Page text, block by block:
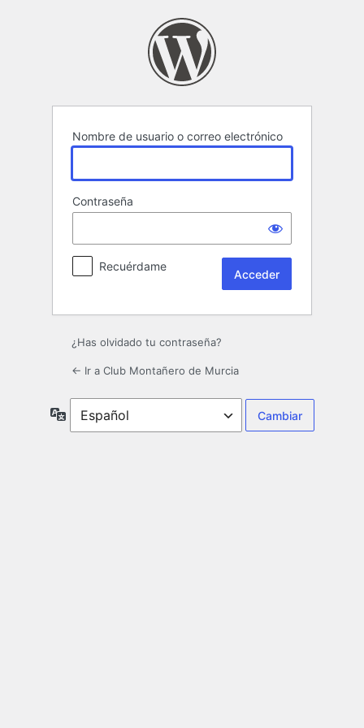
Nombre de usuario o correo electrónico
Contraseña
Recuérdame
¿Has olvidado tu contraseña?
← Ir a Club Montañero de Murcia
Idioma